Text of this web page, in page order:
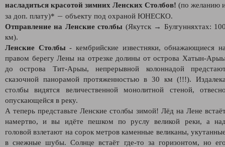
насладиться красотой зимних Ленских Столбов! (по желанию
за доп. плату)* — объекту под охраной ЮНЕСКО.
Отправление на Ленские столбы (Якутск → Булгунняхтах:
км).
Ленские Столбы- кембрийские известняки, обнажающиеся
правом берегу Лены на отрезке долины от острова Хатын-
до острова Тит-Арыы, непрерывной колоннадой
сказочной панорамой протяженностью в 30 км (!!!).
столбы видятся величественной монолитной стеной,
опускающейся в реку.
А теперь представьте Ленские столбы зимой! Лёд на Лене
намертво, и вы идёте пешком по руслу великой реки, а
головой взлетают на сорок метров каменные великаны,
в снежные шубы. Солнце встаёт где-то за горизонтом, но